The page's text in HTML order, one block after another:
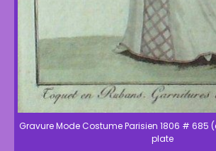
Gravure Mode Costume Parisien 1806 # 685
plate